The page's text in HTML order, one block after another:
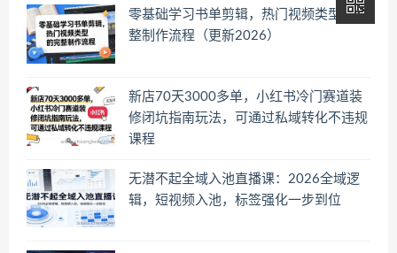
零基础学习书单剪辑，热门视频类型的完
整制作流程（更新2026）
新店70天3000多单，小红书冷门赛道装
修闭坑指南玩法，可通过私域转化不违规
课程
无潜不起全域入池直播课：2026全域逻
辑，短视频入池，标签强化一步到位